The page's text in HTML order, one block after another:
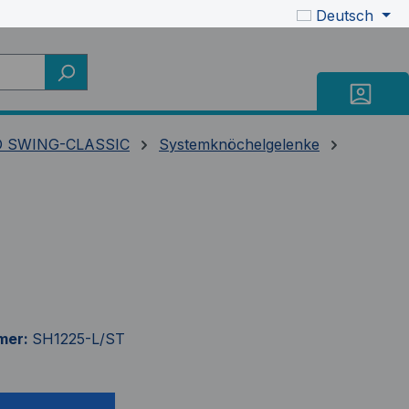
Deutsch
SWING-CLASSIC Systemknöchelgelenke
SH1225-L/ST